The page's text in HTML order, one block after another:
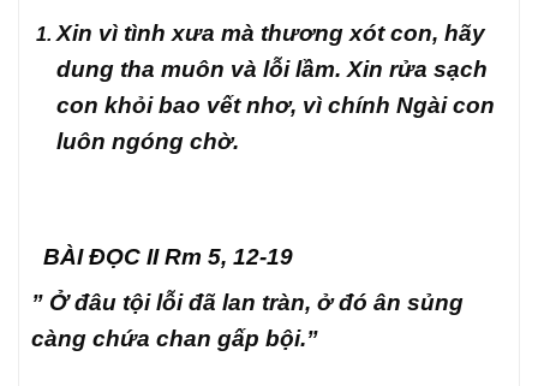
Xin vì tình xưa mà thương xót con, hãy
dung tha muôn và lỗi lầm. Xin rửa sạch
con khỏi bao vết nhơ, vì chính Ngài con
luôn ngóng chờ.
BÀI ĐỌC II Rm 5, 12-19
” Ở đâu tội lỗi đã lan tràn, ở đó ân sủng
càng chứa chan gấp bội.”